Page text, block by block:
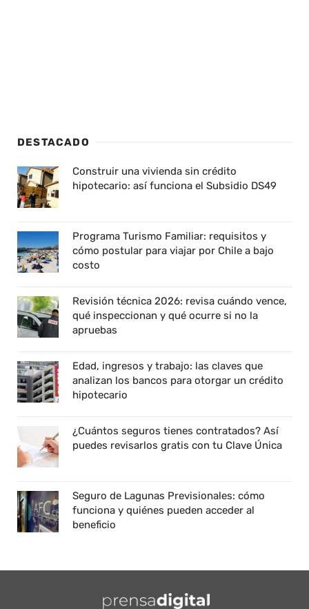
DESTACADO
Construir una vivienda sin crédito
hipotecario: así funciona el Subsidio DS49
Programa Turismo Familiar: requisitos y
cómo postular para viajar por Chile a bajo
costo
Revisión técnica 2026: revisa cuándo vence,
qué inspeccionan y qué ocurre si no la
apruebas
Edad, ingresos y trabajo: las claves que
analizan los bancos para otorgar un crédito
hipotecario
¿Cuántos seguros tienes contratados? Así
puedes revisarlos gratis con tu Clave Única
Seguro de Lagunas Previsionales: cómo
funciona y quiénes pueden acceder al
beneficio